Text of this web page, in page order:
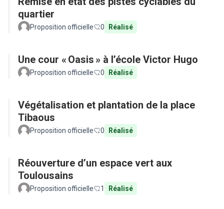
quartier
Proposition officielle 0 Réalisé
Une cour « Oasis » à l’école Victor Hugo
Proposition officielle 0 Réalisé
Végétalisation et plantation de la place
Tibaous
Proposition officielle 0 Réalisé
Réouverture d’un espace vert aux
Toulousains
Proposition officielle 1 Réalisé